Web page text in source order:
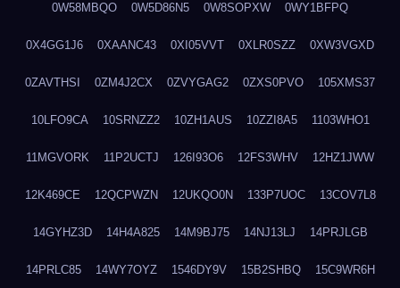
0W58MBQO 0W5D86N5 0W8SOPXW 0WY1BFPQ
0X4GG1J6 0XAANC43 0XI05VVT 0XLR0SZZ 0XW3VGXD
0ZAVTHSI 0ZM4J2CX 0ZVYGAG2 0ZXS0PVO 105XMS37
10LFO9CA 10SRNZZ2 10ZH1AUS 10ZZI8A5 1103WHO1
11MGVORK 11P2UCTJ 126I93O6 12FS3WHV 12HZ1JWW
12K469CE 12QCPWZN 12UKQO0N 133P7UOC 13COV7L8
14GYHZ3D 14H4A825 14M9BJ75 14NJ13LJ 14PRJLGB
14PRLC85 14WY7OYZ 1546DY9V 15B2SHBQ 15C9WR6H